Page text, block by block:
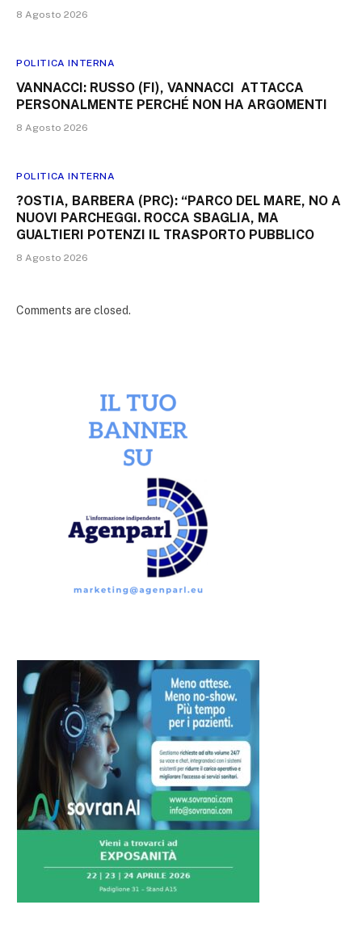
8 Agosto 2026
POLITICA INTERNA
VANNACCI: RUSSO (FI), VANNACCI ATTACCA
PERSONALMENTE PERCHÉ NON HA ARGOMENTI
8 Agosto 2026
POLITICA INTERNA
?OSTIA, BARBERA (PRC): “PARCO DEL MARE, NO A
NUOVI PARCHEGGI. ROCCA SBAGLIA, MA
GUALTIERI POTENZI IL TRASPORTO PUBBLICO
8 Agosto 2026
Comments are closed.